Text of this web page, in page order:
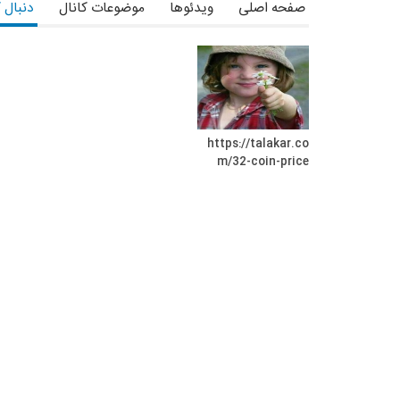
صفحه اصلی ویدئوها موضوعات کانال
https://talakar.co
m/32-coin-price